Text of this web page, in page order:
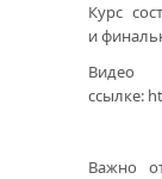
Курс
и
ссылке:
Важно